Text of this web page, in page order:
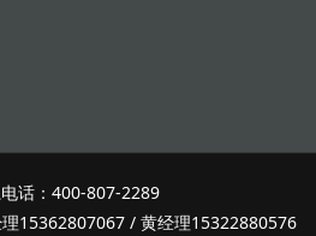
话：400-807-2289
15362807067 / 黄经理15322880576